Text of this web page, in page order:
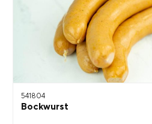
541804
Bockwurst